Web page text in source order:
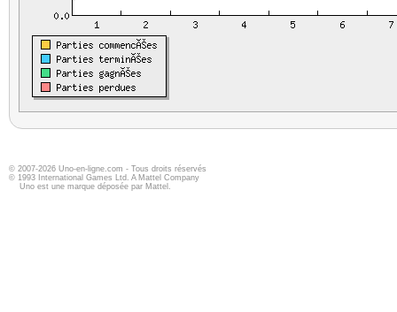
© 2007-2026 Uno-en-ligne.com - Tous droits réservés
© 1993 International Games Ltd. A Mattel Company
Uno est une marque déposée par Mattel.